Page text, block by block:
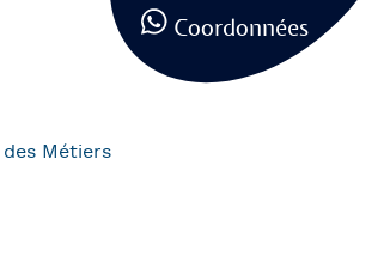
Métiers
Coordonnées